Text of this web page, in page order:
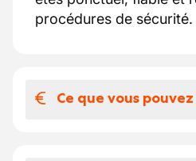
procédures de sécurité.
Ce que vous